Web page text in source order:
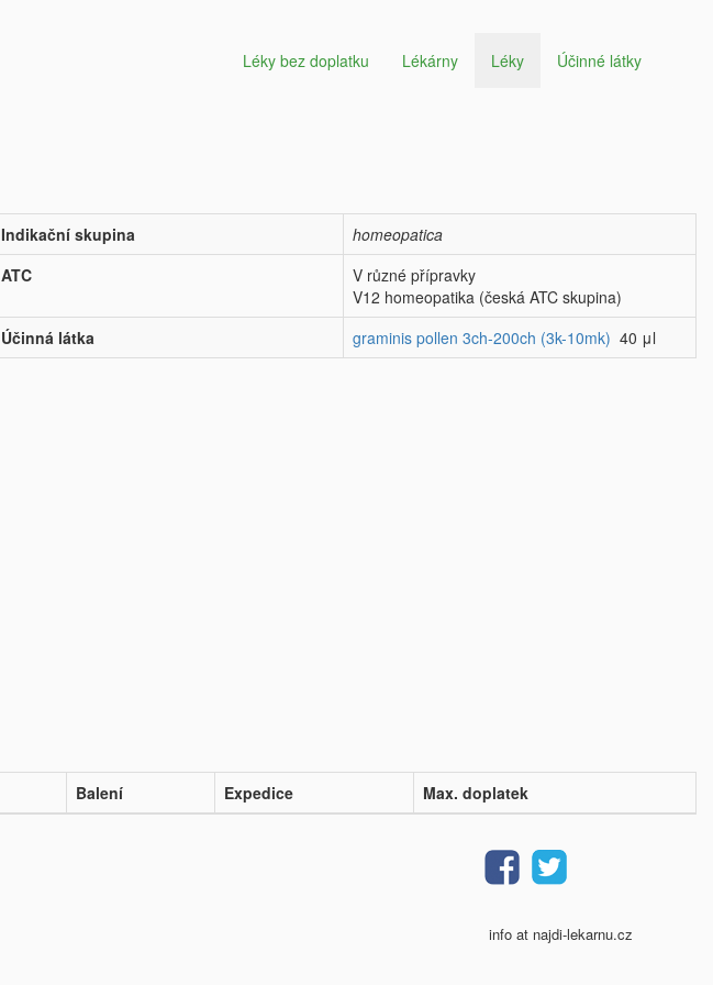
Léky bez doplatku Lékárny Léky Účinné látky
Indikační skupina
homeopatica
ATC
V různé přípravky
V12 homeopatika (česká ATC skupina)
Účinná látka
graminis pollen 3ch-200ch (3k-10mk) 40 μl
Balení Expedice Max. doplatek
info at najdi-lekarnu.cz